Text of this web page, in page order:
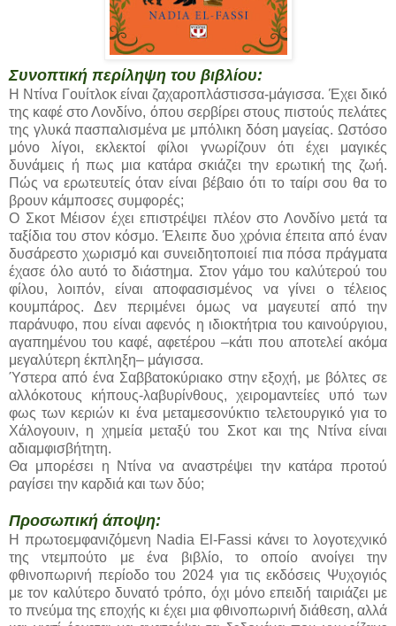
Συνοπτική περίληψη του βιβλίου:
Η Ντίνα Γουίτλοκ είναι ζαχαροπλάστισσα-μάγισσα. Έχει δικό
της καφέ στο Λονδίνο, όπου σερβίρει στους πιστούς πελάτες
της γλυκά πασπαλισμένα με μπόλικη δόση μαγείας. Ωστόσο
μόνο λίγοι, εκλεκτοί φίλοι γνωρίζουν ότι έχει μαγικές
δυνάμεις ή πως μια κατάρα σκιάζει την ερωτική της ζωή.
Πώς να ερωτευτείς όταν είναι βέβαιο ότι το ταίρι σου θα το
βρουν κάμποσες συμφορές;
Ο Σκοτ Μέισον έχει επιστρέψει πλέον στο Λονδίνο μετά τα
ταξίδια του στον κόσμο. Έλειπε δυο χρόνια έπειτα από έναν
δυσάρεστο χωρισμό και συνειδητοποιεί πια πόσα πράγματα
έχασε όλο αυτό το διάστημα. Στον γάμο του καλύτερού του
φίλου, λοιπόν, είναι αποφασισμένος να γίνει ο τέλειος
κουμπάρος. Δεν περιμένει όμως να μαγευτεί από την
παράνυφο, που είναι αφενός η ιδιοκτήτρια του καινούργιου,
αγαπημένου του καφέ, αφετέρου –κάτι που αποτελεί ακόμα
μεγαλύτερη έκπληξη– μάγισσα.
Ύστερα από ένα Σαββατοκύριακο στην εξοχή, με βόλτες σε
αλλόκοτους κήπους-λαβυρίνθους, χειρομαντείες υπό των
φως των κεριών κι ένα μεταμεσονύκτιο τελετουργικό για το
Χάλογουιν, η χημεία μεταξύ του Σκοτ και της Ντίνα είναι
αδιαμφισβήτητη.
Θα μπορέσει η Ντίνα να αναστρέψει την κατάρα προτού
ραγίσει την καρδιά και των δύο;
Προσωπική άποψη:
Η πρωτοεμφανιζόμενη Nadia El-Fassi κάνει το λογοτεχνικό
της ντεμπούτο με ένα βιβλίο, το οποίο ανοίγει την
φθινοπωρινή περίοδο του 2024 για τις εκδόσεις Ψυχογιός
με τον καλύτερο δυνατό τρόπο, όχι μόνο επειδή ταιριάζει με
το πνεύμα της εποχής κι έχει μια φθινοπωρινή διάθεση, αλλά